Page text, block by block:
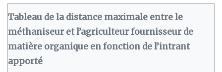
Tableau de la distance maximale entre le
méthaniseur et l’agriculteur fournisseur de
matière organique en fonction de l’intrant
apporté